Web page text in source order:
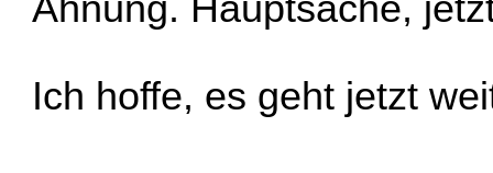
Ahnung. Hauptsache,
Ich hoffe, es geht jetzt